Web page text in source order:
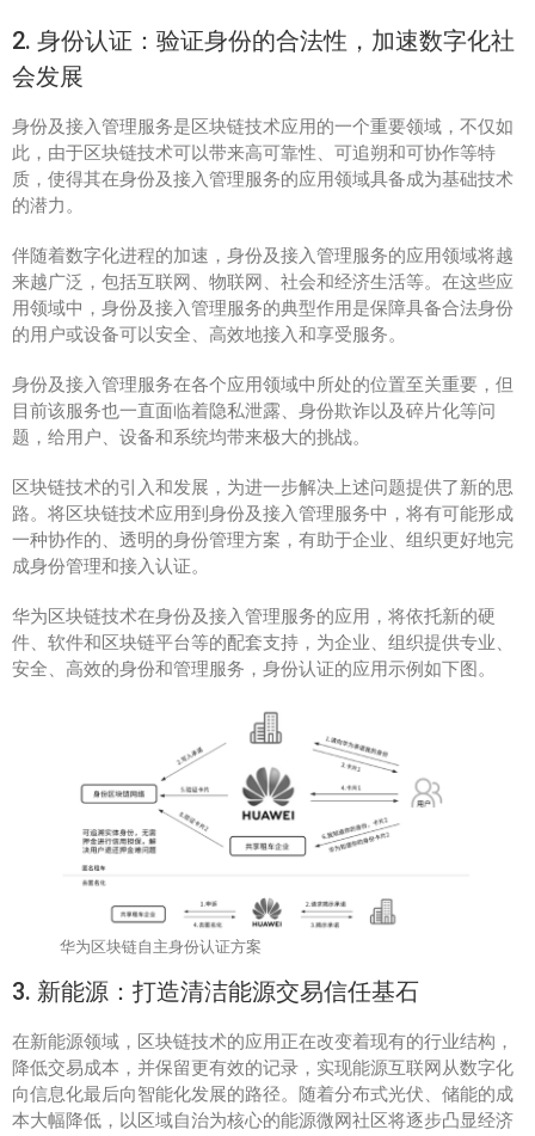
2. 身份认证：验证身份的合法性，加速数字化社
会发展
身份及接入管理服务是区块链技术应用的一个重要领域，不仅如
此，由于区块链技术可以带来高可靠性、可追朔和可协作等特
质，使得其在身份及接入管理服务的应用领域具备成为基础技术
的潜力。
伴随着数字化进程的加速，身份及接入管理服务的应用领域将越
来越广泛，包括互联网、物联网、社会和经济生活等。在这些应
用领域中，身份及接入管理服务的典型作用是保障具备合法身份
的用户或设备可以安全、高效地接入和享受服务。
身份及接入管理服务在各个应用领域中所处的位置至关重要，但
目前该服务也一直面临着隐私泄露、身份欺诈以及碎片化等问
题，给用户、设备和系统均带来极大的挑战。
区块链技术的引入和发展，为进一步解决上述问题提供了新的思
路。将区块链技术应用到身份及接入管理服务中，将有可能形成
一种协作的、透明的身份管理方案，有助于企业、组织更好地完
成身份管理和接入认证。
华为区块链技术在身份及接入管理服务的应用，将依托新的硬
件、软件和区块链平台等的配套支持，为企业、组织提供专业、
安全、高效的身份和管理服务，身份认证的应用示例如下图。
华为区块链自主身份认证方案
3. 新能源：打造清洁能源交易信任基石
在新能源领域，区块链技术的应用正在改变着现有的行业结构，
降低交易成本，并保留更有效的记录，实现能源互联网从数字化
向信息化最后向智能化发展的路径。随着分布式光伏、储能的成
本大幅降低，以区域自治为核心的能源微网社区将逐步凸显经济